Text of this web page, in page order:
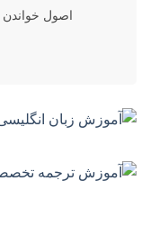
اصول خواندن